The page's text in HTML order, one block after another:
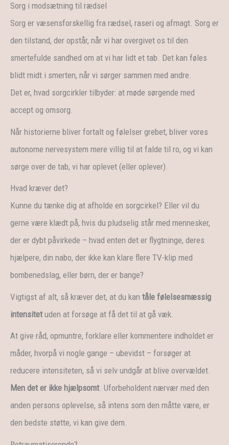
Sorg i modsætning til rædsel
Sorg er væsensforskellig fra rædsel, raseri og afmagt. Sorg er
den tilstand, der opstår, når vi har overgivet os til den
smertefulde sandhed om at vi har lidt et tab. Det kan føles
blidt midt i smerten, når vi sørger sammen med andre.
Det er, hvad sorgcirkler tilbyder: at møde sørgende med
accept og omsorg.
Når historierne bliver fortalt og følelser grebet, bliver vores
autonome nervesystem mere villig til at falde til ro, og vi kan
sørge over de tab, vi har oplevet (eller oplever).
Hvad kræver det?
Kunne du tænke dig at afholde en sorgcirkel? Eller vil du
gerne være klædt på, hvis du pludselig står med mennesker,
der er dybt påvirkede – hvad enten det er flygtninge, deres
hjælpere, din nabo, der ikke kan klare flere TV-klip med
bombenedslag, eller børn, der er bange?
Vigtigst af alt, så kræver det, at du kan tåle følelsesmæssig
intensitetuden at forsøge at få det til at gå væk.
At give råd, opmuntre, forklare eller kommentere indholdet er
måder, hvorpå vi nogle gange – ubevidst – forsøger at
reducere intensiteten, så vi selv undgår at blive overvældet.
Men det er ikke hjælpsomt. Uforbeholdent nærvær med den
anden persons oplevelse, så intens som den måtte være, er
den bedste støtte, vi kan give dem.